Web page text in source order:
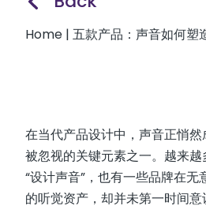
Home | 五款产品：声音如何塑
在当代产品设计中，声音正悄
被忽视的关键元素之一。越来
“设计声音”，也有一些品牌在
的听觉资产，却并未第一时间意